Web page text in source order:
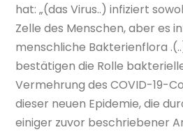
hat: „(das Virus..) infiziert
Zelle des Menschen, aber es
menschliche Bakterienflora
bestätigen die Rolle
Vermehrung des COVID-19-
dieser neuen Epidemie, die
einiger zuvor beschriebener